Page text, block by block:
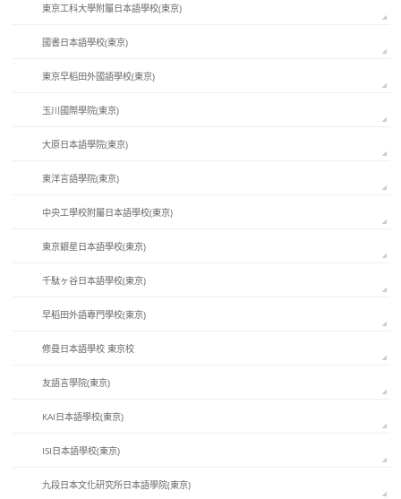
東京工科大學附屬日本語學校(東京)
國書日本語學校(東京)
東京早稻田外國語學校(東京)
玉川國際學院(東京)
大原日本語學院(東京)
東洋言語學院(東京)
中央工學校附屬日本語學校(東京)
東京銀星日本語學校(東京)
千駄ヶ谷日本語學校(東京)
早稻田外語專門學校(東京)
修曼日本語學校 東京校
友語言學院(東京)
KAI日本語學校(東京)
ISI日本語學校(東京)
九段日本文化研究所日本語學院(東京)